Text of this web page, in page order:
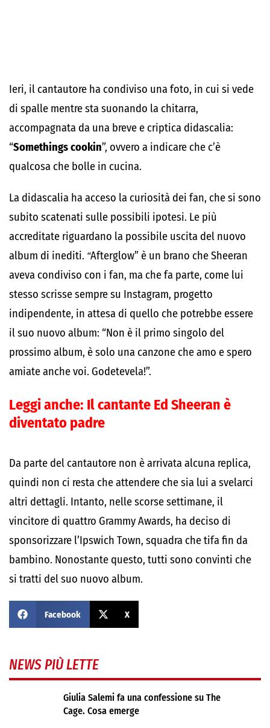
Ieri, il cantautore ha condiviso una foto, in cui si vede
di spalle mentre sta suonando la chitarra,
accompagnata da una breve e criptica didascalia:
“Somethings cookin”, ovvero a indicare che c’è
qualcosa che bolle in cucina.
La didascalia ha acceso la curiosità dei fan, che si sono
subito scatenati sulle possibili ipotesi. Le più
accreditate riguardano la possibile uscita del nuovo
album di inediti. “Afterglow” è un brano che Sheeran
aveva condiviso con i fan, ma che fa parte, come lui
stesso scrisse sempre su Instagram, progetto
indipendente, in attesa di quello che potrebbe essere
il suo nuovo album: “Non è il primo singolo del
prossimo album, è solo una canzone che amo e spero
amiate anche voi. Godetevela!”.
Leggi anche: Il cantante Ed Sheeran è
diventato padre
Da parte del cantautore non è arrivata alcuna replica,
quindi non ci resta che attendere che sia lui a svelarci
altri dettagli. Intanto, nelle scorse settimane, il
vincitore di quattro Grammy Awards, ha deciso di
sponsorizzare l’Ipswich Town, squadra che tifa fin da
bambino. Nonostante questo, tutti sono convinti che
si tratti del suo nuovo album.
Facebook X
NEWS PIÙ LETTE
Giulia Salemi fa una confessione su The
Cage. Cosa emerge